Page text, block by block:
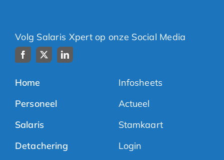
Volg Salaris Xpert op onze Social Media
Home
Personeel
Salaris
Detachering
Infosheets
Actueel
Stamkaart
Login